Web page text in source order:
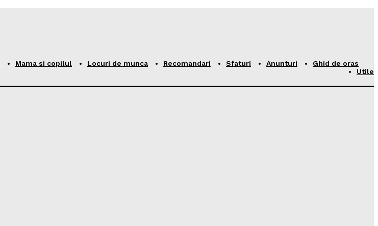
Mama si copilul Locuri de munca Recomandari Sfaturi Anunturi
Ghid de oras
Utile